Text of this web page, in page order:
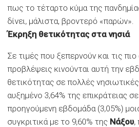
πως το τέταρτο κύμα της
δίνει, μάλιστα, βροντερό «παρών».
Έκρηξη θετικότητας στα νησιά
Σε τιμές που ξεπερνούν και τις
προβλέψεις κινούνται αυτή την
θετικότητας σε πολλές
αυξημένο 3,64% της επικράτειας
προηγούμενη εβδομάδα (3,05%)
συγκριτικά με το 9,60% της Νάξου,